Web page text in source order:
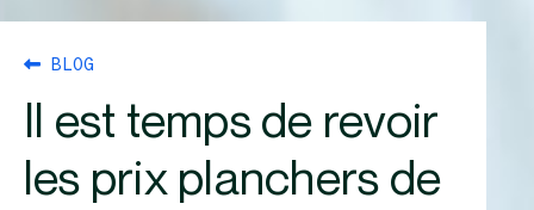
BLOG
Il est temps de revoir
les prix planchers de